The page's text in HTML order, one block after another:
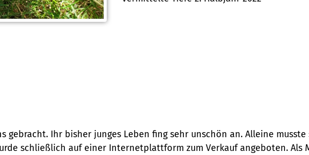
gebracht. Ihr bisher junges Leben fing sehr unschön an. Alleine
schließlich auf einer Internetplattform zum Verkauf angeboten. Als